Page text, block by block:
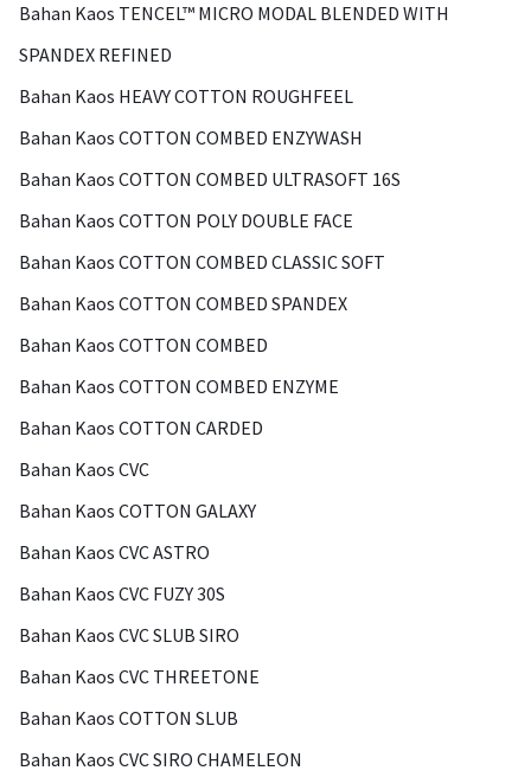
Bahan Kaos TENCEL™ MICRO MODAL BLENDED WITH
SPANDEX REFINED
Bahan Kaos HEAVY COTTON ROUGHFEEL
Bahan Kaos COTTON COMBED ENZYWASH
Bahan Kaos COTTON COMBED ULTRASOFT 16S
Bahan Kaos COTTON POLY DOUBLE FACE
Bahan Kaos COTTON COMBED CLASSIC SOFT
Bahan Kaos COTTON COMBED SPANDEX
Bahan Kaos COTTON COMBED
Bahan Kaos COTTON COMBED ENZYME
Bahan Kaos COTTON CARDED
Bahan Kaos CVC
Bahan Kaos COTTON GALAXY
Bahan Kaos CVC ASTRO
Bahan Kaos CVC FUZY 30S
Bahan Kaos CVC SLUB SIRO
Bahan Kaos CVC THREETONE
Bahan Kaos COTTON SLUB
Bahan Kaos CVC SIRO CHAMELEON